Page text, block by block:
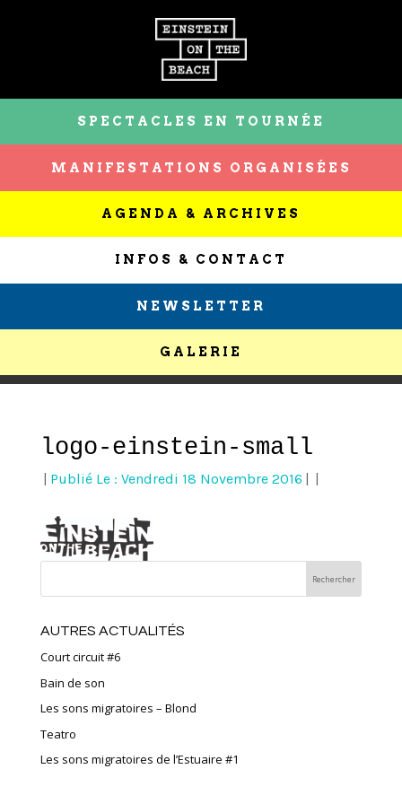
SPECTACLES EN TOURNÉE
MANIFESTATIONS ORGANISÉES
AGENDA & ARCHIVES
INFOS & CONTACT
NEWSLETTER
GALERIE
logo-einstein-small
Publié Le : Vendredi 18 Novembre 2016
AUTRES ACTUALITÉS
Court circuit #6
Bain de son
Les sons migratoires – Blond
Teatro
Les sons migratoires de l’Estuaire #1